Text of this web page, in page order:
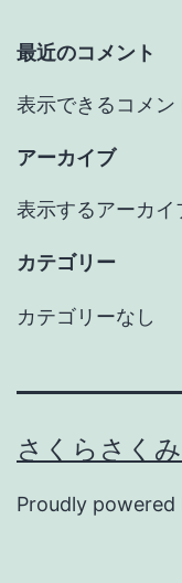
最近のコメント
表示できるコメン
アーカイブ
表示するアーカイ
カテゴリー
カテゴリーなし
さくらさく
Proudly powered